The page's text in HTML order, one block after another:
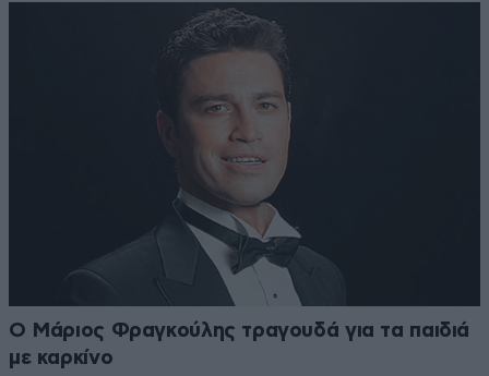
Ο Μάριος Φραγκούλης τραγουδά για τα παιδιά
με καρκίνο